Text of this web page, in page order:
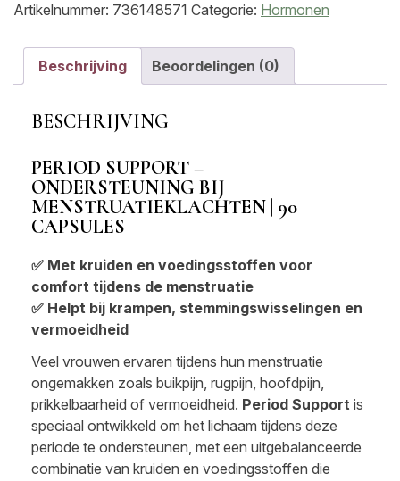
menstruatieklachten
capsules
Artikelnummer: 736148571 Categorie: Hormonen
Beschrijving Beoordelingen (0)
BESCHRIJVING
PERIOD SUPPORT –
ONDERSTEUNING BIJ
MENSTRUATIEKLACHTEN | 90
CAPSULES
✅ Met kruiden en voedingsstoffen voor
comfort tijdens de menstruatie
✅ Helpt bij krampen, stemmingswisselingen en
vermoeidheid
Veel vrouwen ervaren tijdens hun menstruatie
ongemakken zoals buikpijn, rugpijn, hoofdpijn,
prikkelbaarheid of vermoeidheid. Period Support is
speciaal ontwikkeld om het lichaam tijdens deze
periode te ondersteunen, met een uitgebalanceerde
combinatie van kruiden en voedingsstoffen die